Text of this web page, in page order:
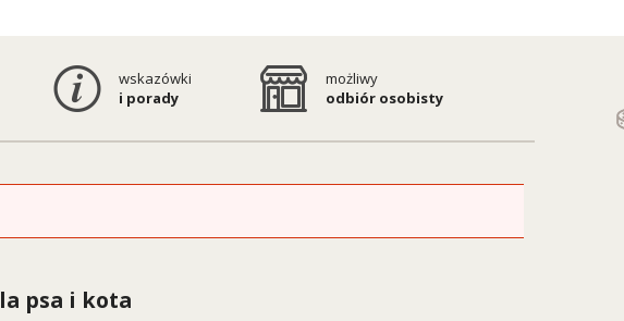
wskazówki
i porady
możliwy
odbiór osobisty
psa i kota